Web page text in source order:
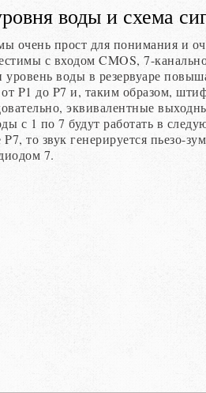
воды и схема
очень прост для понимания и
с входом CMOS, 7-
воды в резервуаре
P1 до P7 и, таким образом,
эквивалентные
с 1 по 7 будут работать в
то звук генерируется пьезо-
7.